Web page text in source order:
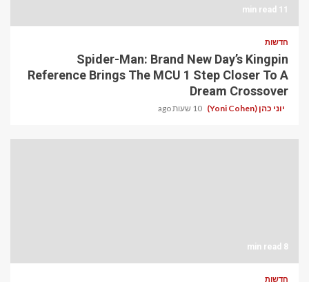
11 min read
חדשות
Spider-Man: Brand New Day’s Kingpin
Reference Brings The MCU 1 Step Closer To A
Dream Crossover
יוני כהן (Yoni Cohen) 10 שעות ago
8 min read
חדשות